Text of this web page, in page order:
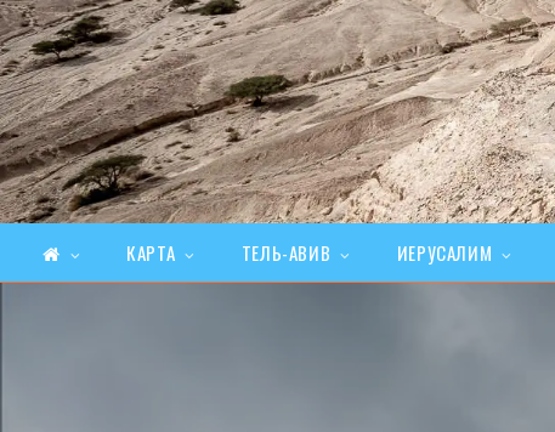
КАРТА ТЕЛЬ-АВИВ ИЕРУСАЛИМ